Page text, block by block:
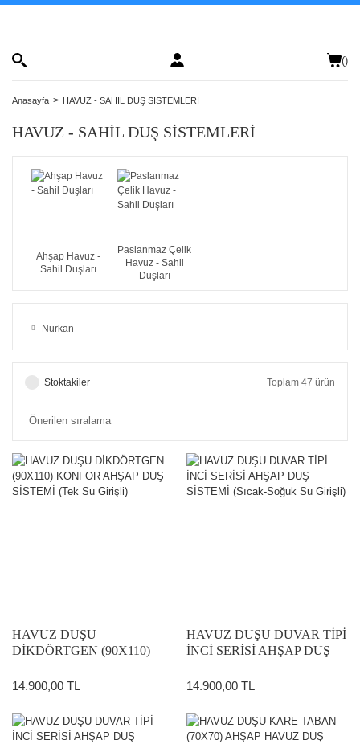
()
Anasayfa HAVUZ - SAHİL DUŞ SİSTEMLERİ
HAVUZ - SAHİL DUŞ SİSTEMLERİ
Ahşap Havuz -
Sahil Duşları
Paslanmaz Çelik
Havuz - Sahil
Duşları
Nurkan
Stoktakiler Toplam 47 ürün
HAVUZ DUŞU
DİKDÖRTGEN (90X110)
SİSTEMİ (Tek Su Girişli)
14.900,00 TL
HAVUZ DUŞU DUVAR TİPİ
İNCİ SERİSİ AHŞAP DUŞ
Girişli)
14.900,00 TL